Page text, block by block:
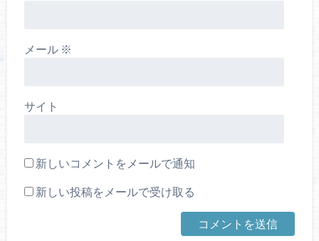
メール ※
サイト
新しいコメントをメールで通知
新しい投稿をメールで受け取る